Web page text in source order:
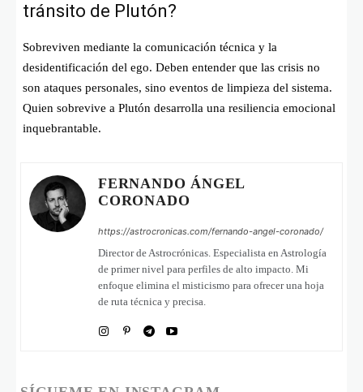
tránsito de Plutón?
Sobreviven mediante la comunicación técnica y la
desidentificación del ego. Deben entender que las crisis no
son ataques personales, sino eventos de limpieza del sistema.
Quien sobrevive a Plutón desarrolla una resiliencia emocional
inquebrantable.
FERNANDO ÁNGEL
CORONADO
https://astrocronicas.com/fernando-angel-coronado/
Director de Astrocrónicas. Especialista en Astrología
de primer nivel para perfiles de alto impacto. Mi
enfoque elimina el misticismo para ofrecer una hoja
de ruta técnica y precisa.